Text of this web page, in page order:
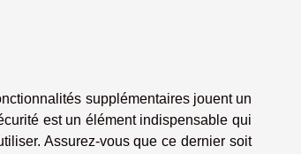
supplémentaires jouent un
est un élément indispensable qui
Assurez-vous que ce dernier soit